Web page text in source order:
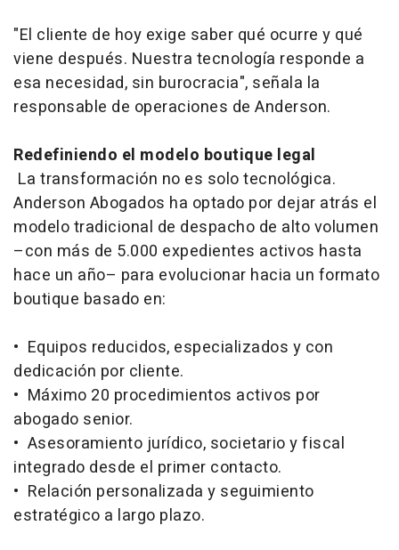
"El cliente de hoy exige saber qué ocurre y qué
viene después. Nuestra tecnología responde a
esa necesidad, sin burocracia", señala la
responsable de operaciones de Anderson.
Redefiniendo el modelo boutique legal
La transformación no es solo tecnológica.
Anderson Abogados ha optado por dejar atrás el
modelo tradicional de despacho de alto volumen
–con más de 5.000 expedientes activos hasta
hace un año– para evolucionar hacia un formato
boutique basado en:
• Equipos reducidos, especializados y con
dedicación por cliente.
• Máximo 20 procedimientos activos por
abogado senior.
• Asesoramiento jurídico, societario y fiscal
integrado desde el primer contacto.
• Relación personalizada y seguimiento
estratégico a largo plazo.